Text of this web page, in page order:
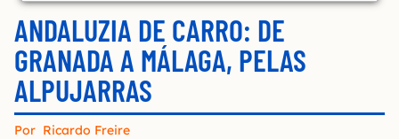
ANDALUZIA DE CARRO: DE
GRANADA A MÁLAGA, PELAS
ALPUJARRAS
Por Ricardo Freire